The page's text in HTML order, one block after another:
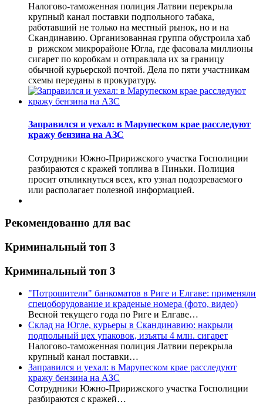
Налогово-таможенная полиция Латвии перекрыла
крупный канал поставки подпольного табака,
работавший не только на местный рынок, но и на
Скандинавию. Организованная группа обустроила хаб
в рижском микрорайоне Югла, где фасовала миллионы
сигарет по коробкам и отправляла их за границу
обычной курьерской почтой. Дела по пяти участникам
схемы переданы в прокуратуру.
Заправился и уехал: в Марупеском крае расследуют
кражу бензина на АЗС
Сотрудники Южно-Пририжского участка Госполиции
разбираются с кражей топлива в Пиньки. Полиция
просит откликнуться всех, кто узнал подозреваемого
или располагает полезной информацией.
Рекомендованно для вас
Криминальный топ 3
Криминальный топ 3
"Потрошители" банкоматов в Риге и Елгаве: применяли
спецоборудование и краденые номера (фото, видео)
Весной текущего года по Риге и Елгаве…
Склад на Югле, курьеры в Скандинавию: накрыли
подпольный цех упаковок, изъяты 4 млн. сигарет
Налогово-таможенная полиция Латвии перекрыла
крупный канал поставки…
Заправился и уехал: в Марупеском крае расследуют
кражу бензина на АЗС
Сотрудники Южно-Пририжского участка Госполиции
разбираются с кражей…